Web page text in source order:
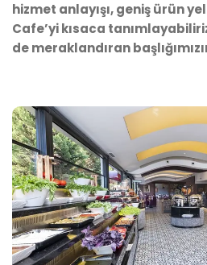
hizmet anlayışı, geniş ürün
Cafe’yi kısaca
de meraklandıran